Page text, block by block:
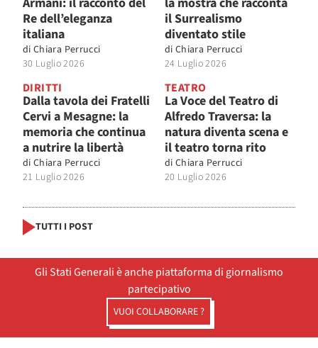
Re dell’eleganza
italiana
di Chiara Perrucci
30 Luglio 2026
il Surrealismo
diventato stile
di Chiara Perrucci
24 Luglio 2026
DIRITTI
Dalla tavola dei Fratelli
Cervi a Mesagne: la
memoria che continua
a nutrire la libertà
di Chiara Perrucci
21 Luglio 2026
TEATRO
La Voce del Teatro di
Alfredo Traversa: la
natura diventa scena e
il teatro torna rito
di Chiara Perrucci
20 Luglio 2026
TUTTI I POST
Gli Stati Generali è anche piattaforma di giornalismo
partecipativo
VUOI COLLABORARE ?